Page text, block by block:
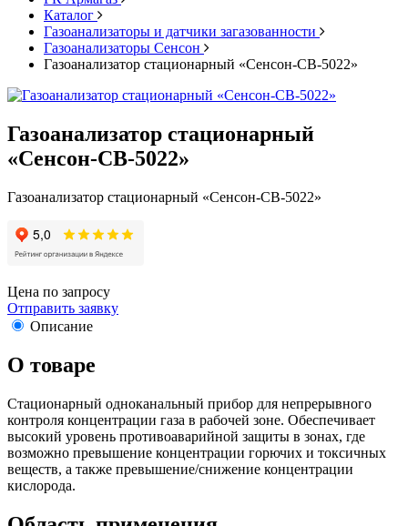
Каталог
Газоанализаторы и датчики загазованности
Газоанализаторы Сенсон
Газоанализатор стационарный «Сенсон-СВ-5022»
Газоанализатор стационарный
«Сенсон-СВ-5022»
Газоанализатор стационарный «Сенсон-СВ-5022»
Цена по запросу
Отправить заявку
Описание
О товаре
Стационарный одноканальный прибор для непрерывного
контроля концентрации газа в рабочей зоне. Обеспечивает
высокий уровень противоаварийной защиты в зонах, где
возможно превышение концентрации горючих и токсичных
веществ, а также превышение/снижение концентрации
кислорода.